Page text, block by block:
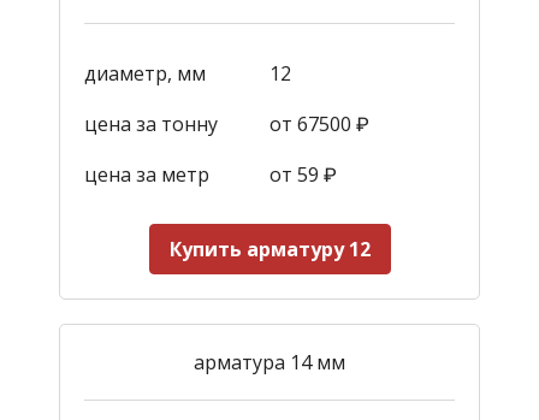
диаметр, мм
12
цена за тонну
от 67500 ₽
цена за метр
от 59 ₽
Купить арматуру 12
арматура 14 мм